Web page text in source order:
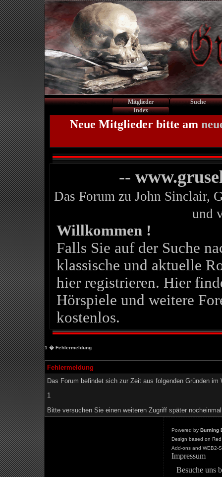
Mitglieder
Suche
Index
Neue Mitglieder bitte am
--
Das Forum zu John Sinclair,
und
Willkommen !
Falls Sie auf der Suche
klassische und aktuelle
hier registrieren. Hier
Hörspiele und weitere
kostenlos.
1 � Fehlermeldung
Fehlermeldung
Das Forum befindet sich zur Zeit aus folgenden Gründen im
1
Bitte versuchen Sie einen weiteren Zugriff später
Powered by Burning
Design based on
Add-ons and WEB2-
Impressum
Besuche uns